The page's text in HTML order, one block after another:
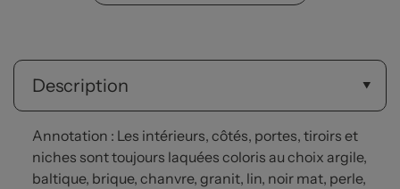
Description
Annotation : Les intérieurs, côtés, portes, tiroirs et
niches sont toujours laquées coloris au choix argile,
baltique, brique, chanvre, granit, lin, noir mat, perle,